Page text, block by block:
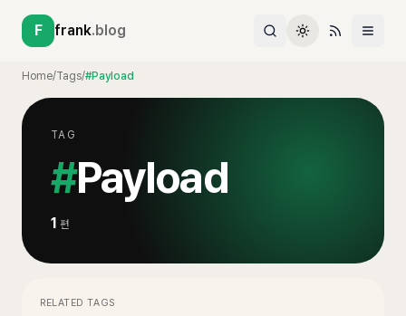
F frank.blog
Home/Tags/#Payload
TAG
#Payload
1 편
RELATED TAGS